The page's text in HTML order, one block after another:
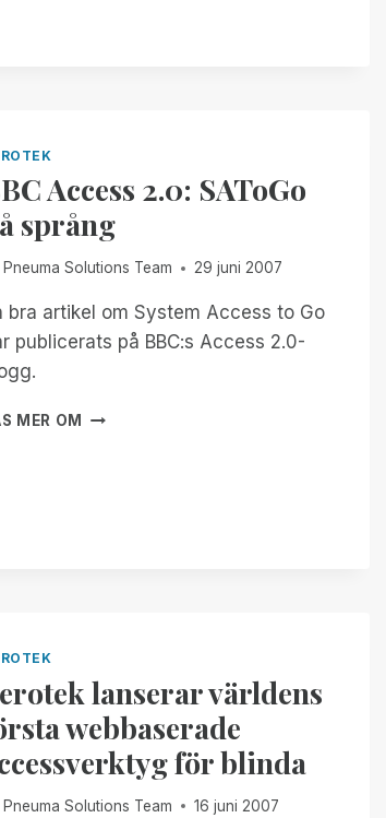
Access 2.0: SAToGo
språng
Pneuma Solutions Team 29 juni 2007
bra artikel om System Access to Go
publicerats på BBC:s Access 2.0-
MER OM
BBC
lanserar världens
webbaserade
för blinda
Pneuma Solutions Team 16 juni 2007